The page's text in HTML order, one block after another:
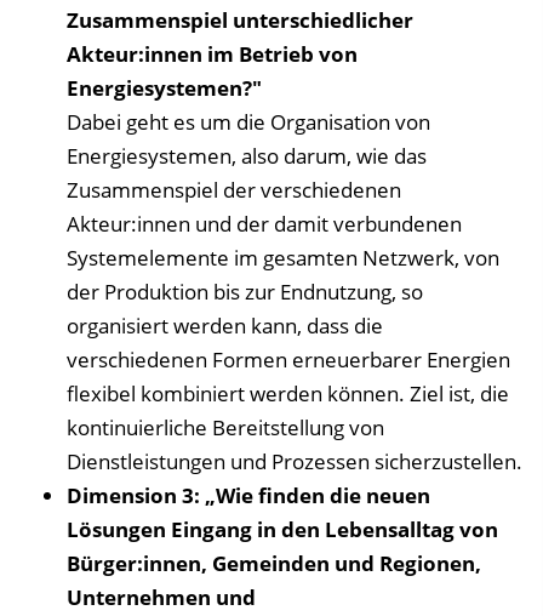
Zusammenspiel unterschiedlicher
Akteur:innen im Betrieb von
Energiesystemen?"
Dabei geht es um die Organisation von
Energiesystemen, also darum, wie das
Zusammenspiel der verschiedenen
Akteur:innen und der damit verbundenen
Systemelemente im gesamten Netzwerk, von
der Produktion bis zur Endnutzung, so
organisiert werden kann, dass die
verschiedenen Formen erneuerbarer Energien
flexibel kombiniert werden können. Ziel ist, die
kontinuierliche Bereitstellung von
Dienstleistungen und Prozessen sicherzustellen.
Dimension 3: „Wie finden die neuen
Lösungen Eingang in den Lebensalltag von
Bürger:innen, Gemeinden und Regionen,
Unternehmen und